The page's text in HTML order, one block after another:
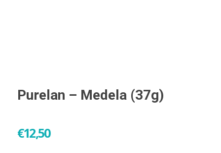
Purelan – Medela (37g)
€12,50